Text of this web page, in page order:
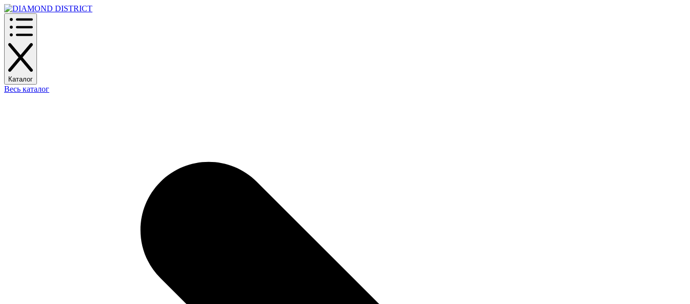
Каталог
Весь каталог